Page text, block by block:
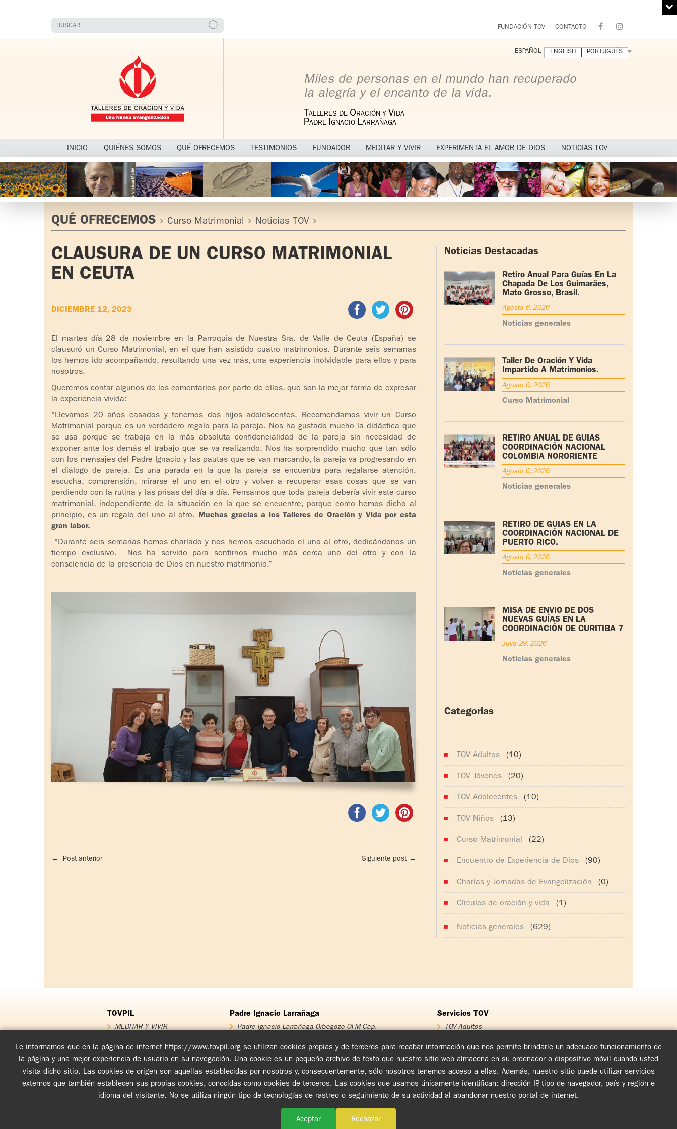
FUNDACIÓN TOV CONTACTO
Miles de personas en el mundo han recuperado
la alegría y el encanto de la vida.
T ALLERES DE ORACIÓN Y V IDA
PADRE IGNACIO LARRAÑAGA
INICIO QUIÉNES SOMOS QUÉ OFRECEMOS TESTIMONIOS FUNDADOR MEDITAR Y VIVIR EXPERIMENTA EL AMOR DE DIOS NOTICIAS TOV
ESPAÑOL ENGLISH PORTUGUÊS
QUÉ OFRECEMOS Curso Matrimonial Noticias TOV
CLAUSURA DE UN CURSO MATRIMONIAL
EN CEUTA
DICIEMBRE 12, 2023
El martes día 28 de noviembre en la Parroquia de Nuestra Sra. de Valle de Ceuta (España) se
clausuró un Curso Matrimonial, en el que han asistido cuatro matrimonios. Durante seis semanas
los hemos ido acompañando, resultando una vez más, una experiencia inolvidable para ellos y para
nosotros.
Queremos contar algunos de los comentarios por parte de ellos, que son la mejor forma de expresar
la experiencia vivida:
“Llevamos 20 años casados y tenemos dos hijos adolescentes. Recomendamos vivir un Curso
Matrimonial porque es un verdadero regalo para la pareja. Nos ha gustado mucho la didáctica que
se usa porque se trabaja en la más absoluta confidencialidad de la pareja sin necesidad de
exponer ante los demás el trabajo que se va realizando. Nos ha sorprendido mucho que tan sólo
con los mensajes del Padre Ignacio y las pautas que se van marcando, la pareja va progresando en
el diálogo de pareja. Es una parada en la que la pareja se encuentra para regalarse atención,
escucha, comprensión, mirarse el uno en el otro y volver a recuperar esas cosas que se van
perdiendo con la rutina y las prisas del día a día. Pensamos que toda pareja debería vivir este curso
matrimonial, independiente de la situación en la que se encuentre, porque como hemos dicho al
principio, es un regalo del uno al otro. Muchas gracias a los Talleres de Oración y Vida por esta
gran labor.
“Durante seis semanas hemos charlado y nos hemos escuchado el uno al otro, dedicándonos un
tiempo exclusivo. Nos ha servido para sentirnos mucho más cerca uno del otro y con la
consciencia de la presencia de Dios en nuestro matrimonio.”
← Post anterior Siguiente post →
Noticias Destacadas
Retiro Anual Para Guías En La
Chapada De Los Guimarães,
Mato Grosso, Brasil.
Agosto 6, 2026
Noticias generales
Taller De Oración Y Vida
Impartido A Matrimonios.
Agosto 6, 2026
Curso Matrimonial
RETIRO ANUAL DE GUÍAS
COORDINACIÓN NACIONAL
COLOMBIA NORORIENTE
Agosto 6, 2026
Noticias generales
RETIRO DE GUÍAS EN LA
COORDINACIÓN NACIONAL DE
PUERTO RICO.
Agosto 6, 2026
Noticias generales
MISA DE ENVÍO DE DOS
NUEVAS GUÍAS EN LA
COORDINACIÓN DE CURITIBA 7
Julio 29, 2026
Noticias generales
Categorias
TOV Adultos (10)
TOV Adolecentes (10)
TOV Niños (13)
Curso Matrimonial (22)
TOV Jóvenes (20)
Encuentro de Experiencia de Dios (90)
Charlas y Jornadas de Evangelización (0)
Círculos de oración y vida (1)
Noticias generales (629)
TOVPIL
MEDITAR Y VIVIR
QUÉ OFRECEMOS
FUNDADOR
Noticias TOV
Padre Ignacio Larrañaga
Padre Ignacio Larrañaga Orbegozo OFM Cap.
Obra Padre Ignacio Larrañaga
Videos
Audios
Servicios TOV
TOV Adultos
TOV Adolescentes
Curso Matrimonial
Encuentro de Experiencia de Dios
Charlas y Jornadas de Evangelización
www.tovpil.org Aviso de Privacidad Estructura Guías Registrados
Le informamos que en la página de internet https://www.tovpil.org se utilizan cookies propias y de terceros para recabar información que nos permite brindarle un adecuado funcionamiento de
la página y una mejor experiencia de usuario en su navegación. Una cookie es un pequeño archivo de texto que nuestro sitio web almacena en su ordenador o dispositivo móvil cuando usted
visita dicho sitio. Las cookies de origen son aquellas establecidas por nosotros y, consecuentemente, sólo nosotros tenemos acceso a ellas. Además, nuestro sitio puede utilizar servicios
externos que también establecen sus propias cookies, conocidas como cookies de terceros. Las cookies que usamos únicamente identifican: dirección IP, tipo de navegador, país y región e
idioma del visitante. No se utiliza ningún tipo de tecnologías de rastreo o seguimiento de su actividad al abandonar nuestro portal de internet.
Aceptar Rechazar